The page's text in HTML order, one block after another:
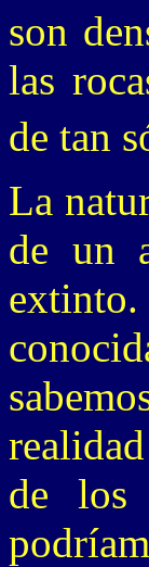
son
las
de tan
La
de un
de los